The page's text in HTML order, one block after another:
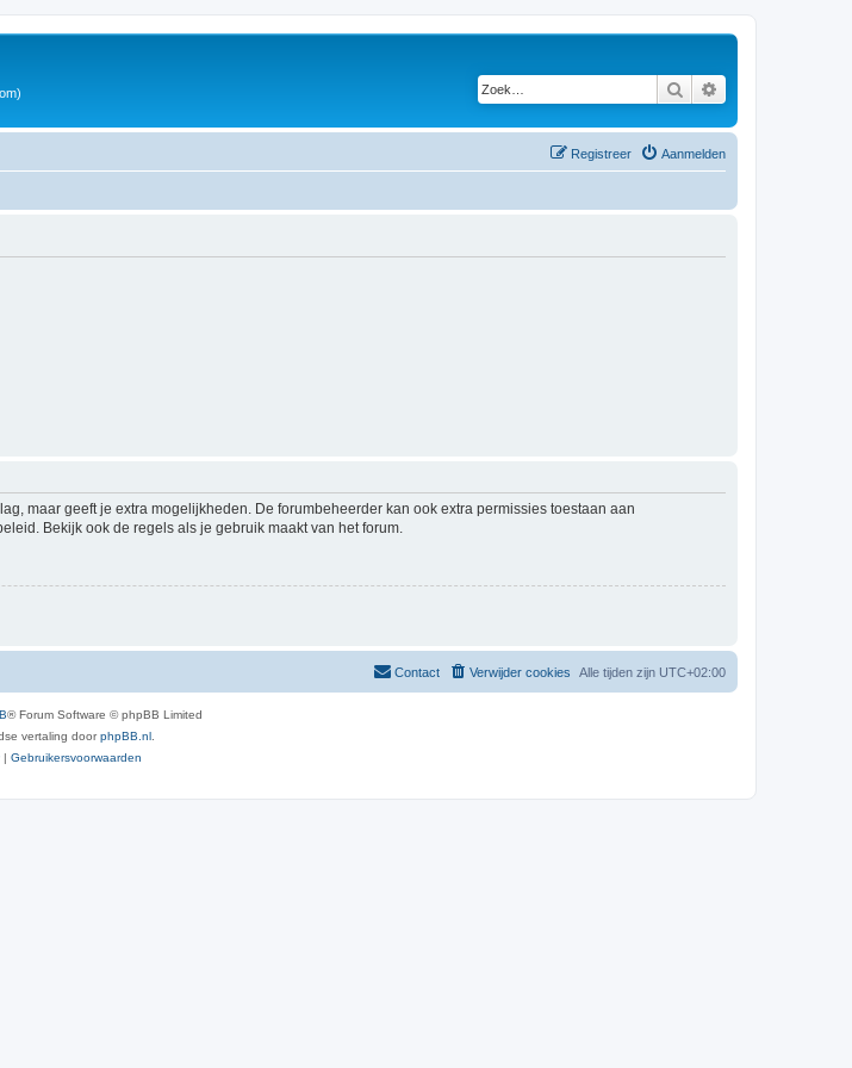
Zoek
Aanmelden
Registreer
maar geeft je extra mogelijkheden. De forumbeheerder kan ook extra permissies toestaan aan
Bekijk ook de regels als je gebruik maakt van het forum.
Alle tijden zijn UTC+02:00
Verwijder cookies
Contact
® Forum Software © phpBB Limited
vertaling doorphpBB.nl.
| Gebruikersvoorwaarden